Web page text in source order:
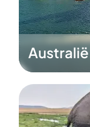
Australië